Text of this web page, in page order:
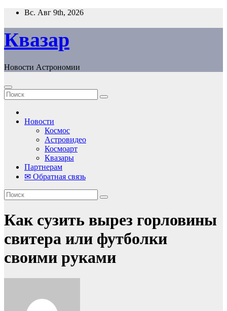
Перейти
содержанию
Вс. Авг 9th, 2026
Квазар
Новости Астрономии
Новости
Космос
Астровидео
Космоарт
Квазары
Партнерам
✉ Обратная связь
Как сузить вырез горловины
свитера или футболки
своими руками